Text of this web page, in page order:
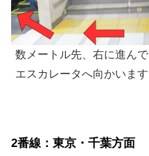
数メートル先、右に進んで
エスカレータへ向かいます
2番線：東京・千葉方面